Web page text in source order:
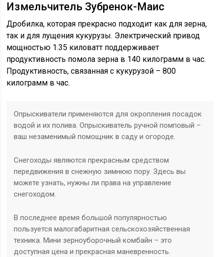
Измельчитель Зубренок-Маис
Дробилка, которая прекрасно подходит как для зерна,
так и для лущения кукурузы. Электрический привод
мощностью 1.35 киловатт поддерживает
продуктивность помола зерна в 140 килограмм в час.
Продуктивность, связанная с кукурузой – 800
килограмм в час.
Опрыскиватели применяются для окропления посадок
водой и их полива. Опрыскиватель ручной помповый –
ваш незаменимый помощник в саду и огороде.
Снегоходы являются прекрасным средством
передвижения в снежную зимнюю пору. Здесь вы
можете узнать, нужны ли права на управление
снегоходом.
В последнее время большой популярностью
пользуется малогабаритная сельскохозяйственная
техника. Мини зерноуборочный комбайн – это
доступная цена и прекрасная маневренность.